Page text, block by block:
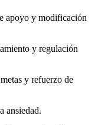
apoyo y modificación
y regulación
y refuerzo de
ansiedad.